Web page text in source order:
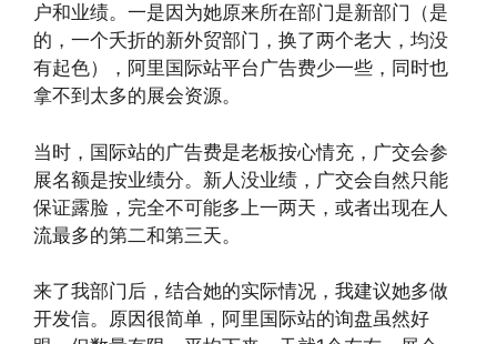
户和业绩。一是因为她原来所在部门是新部门（是
的，一个夭折的新外贸部门，换了两个老大，均没
有起色），阿里国际站平台广告费少一些，同时也
拿不到太多的展会资源。
当时，国际站的广告费是老板按心情充，广交会参
展名额是按业绩分。新人没业绩，广交会自然只能
保证露脸，完全不可能多上一两天，或者出现在人
流最多的第二和第三天。
来了我部门后，结合她的实际情况，我建议她多做
开发信。原因很简单，阿里国际站的询盘虽然好